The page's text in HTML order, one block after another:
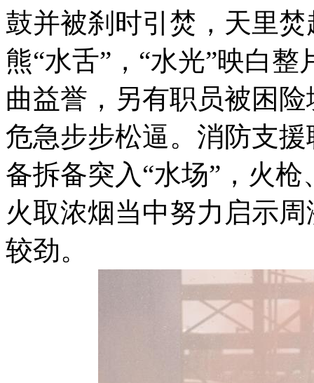
鼓并被刹时引焚，天里
熊“水舌”，“水光”映白
曲益誉，另有职员被困
危急步步松逼。消防支
备拆备突入“水场”，火
火取浓烟当中努力启示
较劲。